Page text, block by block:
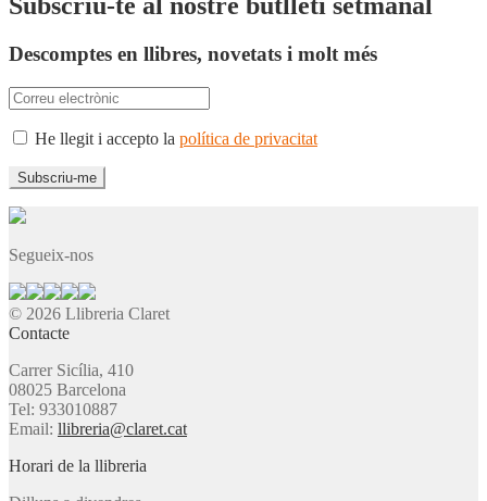
Subscriu-te al nostre butlletí setmanal
Descomptes en llibres, novetats i molt més
He llegit i accepto la política de privacitat
Segueix-nos
© 2026 Llibreria Claret
Contacte
Carrer Sicília, 410
08025 Barcelona
Tel: 933010887
Email: llibreria@claret.cat
Horari de la llibreria